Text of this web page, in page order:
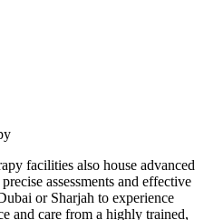
facilities also house advanced
assessments and effective
or Sharjah to experience
and care from a highly trained,